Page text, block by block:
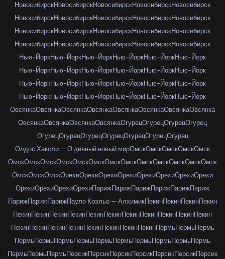
НовосибирскНовосибирскНовосибирскНовосибирскНовосибирск
НовосибирскНовосибирскНовосибирскНовосибирскНовосибирск
НовосибирскНовосибирскНовосибирскНовосибирскНовосибирск
НовосибирскНовосибирскНовосибирскНовосибирскНовосибирск
Нью-ЙоркНью-ЙоркНью-ЙоркНью-ЙоркНью-ЙоркНью-Йорк
Нью-ЙоркНью-ЙоркНью-ЙоркНью-ЙоркНью-ЙоркНью-Йорк
Нью-ЙоркНью-ЙоркНью-ЙоркНью-ЙоркНью-ЙоркНью-Йорк
Нью-ЙоркНью-ЙоркНью-ЙоркНью-ЙоркНью-ЙоркНью-Йорк
ОвсянкаОвсянкаОвсянкаОвсянкаОвсянкаОвсянкаОвсянкаОвсянка
ОвсянкаОвсянкаОвсянкаОвсянкаОгурецОгурецОгурецОгурец
ОгурецОгурецОгурецОгурецОгурецОгурецОгурец
Олдос Хаксли — О дивный новый мирОмскОмскОмскОмскОмск
ОмскОмскОмскОмскОмскОмскОмскОмскОмскОмскОмскОмскОмск
ОмскОмскОмскОрехиОрехиОрехиОрехиОрехиОрехиОрехиОрехи
ОрехиОрехиОрехиОрехиПарижПарижПарижПарижПарижПариж
ПарижПарижПарижПауло Коэльо — АлхимикПекинПекинПекинПекин
ПекинПекинПекинПекинПекинПекинПекинПекинПекинПекинПекин
ПекинПекинПекинПекинПекинПекинПекинПекинПермьПермьПермь
ПермьПермьПермьПермьПермьПермьПермьПермьПермьПермь
ПермьПермьПермьПерсикПерсикПерсикПерсикПерсикПерсикПерсик